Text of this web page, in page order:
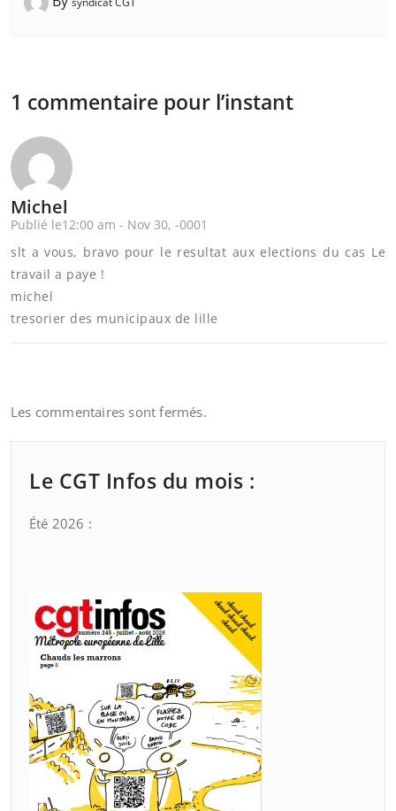
1 commentaire pour l’instant
Michel
Publié le12:00 am - Nov 30, -0001
slt a vous, bravo pour le resultat aux elections du cas Le
travail a paye !
michel
tresorier des municipaux de lille
Les commentaires sont fermés.
Le CGT Infos du mois :
Été 2026 :